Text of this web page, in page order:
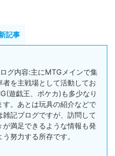
記事
グ内容:主にMTGメインで集
者を主戦場として活動してお
遊戯王、ポケカ)も多少なり
す。あとは玩具の紹介などで
雑記ブログですが、訪問して
が満足できるような情報も発
努力する所存です。